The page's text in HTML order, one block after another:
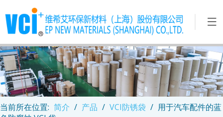
当前所在位置: 简介 / 产品 / VCI防锈袋 / 用于汽车配件的蓝